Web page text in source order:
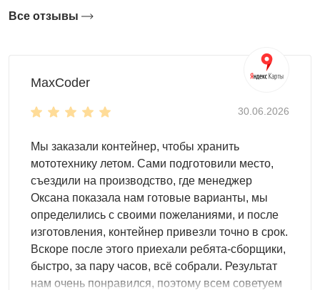
длина– 3 м, 4 м, 5 м, 6 м и далее;
полезного пространства внутри. Но даже в небольшом
строении помимо автомобиля можно разместить массу
нужных вещей:
станки;
стройматериалы;
мототехнику, квадроцикл, велосипед;
детские игрушки, бассейн, качели.
Все отзывы
MaxCoder
30.06.2026
Мы заказали контейнер, чтобы хранить
мототехнику летом. Сами подготовили место,
съездили на производство, где менеджер
Оксана показала нам готовые варианты, мы
определились с своими пожеланиями, и после
изготовления, контейнер привезли точно в срок.
Вскоре после этого приехали ребята-сборщики,
быстро, за пару часов, всё собрали. Результат
нам очень понравился, поэтому всем советуем